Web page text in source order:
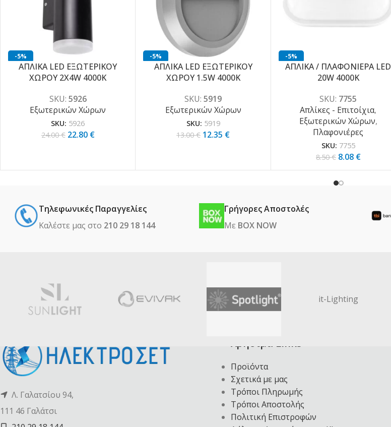
-5%
ΑΠΛΙΚΑ LED ΕΞΩΤΕΡΙΚΟΥ
ΧΩΡΟΥ 2X4W 4000K
SKU: 5926
Εξωτερικών Χώρων
SKU: 5926
24.00€ 22.80 €
-5%
ΑΠΛΙΚΑ LED ΕΞΩΤΕΡΙΚΟΥ
ΧΩΡΟΥ 1.5W 4000K
SKU:5919
Εξωτερικών Χώρων
SKU: 5919
13.00€ 12.35 €
-5%
ΑΠΛΙΚΑ / ΠΛΑΦΟΝΙΕΡΑ LED
20W 4000K
SKU: 7755
Απλίκες - Επιτοίχια,
Εξωτερικών Χώρων,
Πλαφονιέρες
SKU: 7755
8.50€ 8.08 €
Τηλεφωνικές Παραγγελίες
Καλέστε μας στο 210 29 18 144
Γρήγορες Αποστολές
Με BOX NOW
it-Lighting
Λ. Γαλατσίου 94,
111 46 Γαλάτσι
Χρήσιμα Links
Προϊόντα
Σχετικά με μας
Τρόποι Πληρωμής
Τρόποι Αποστολής
Πολιτική Επιστροφών